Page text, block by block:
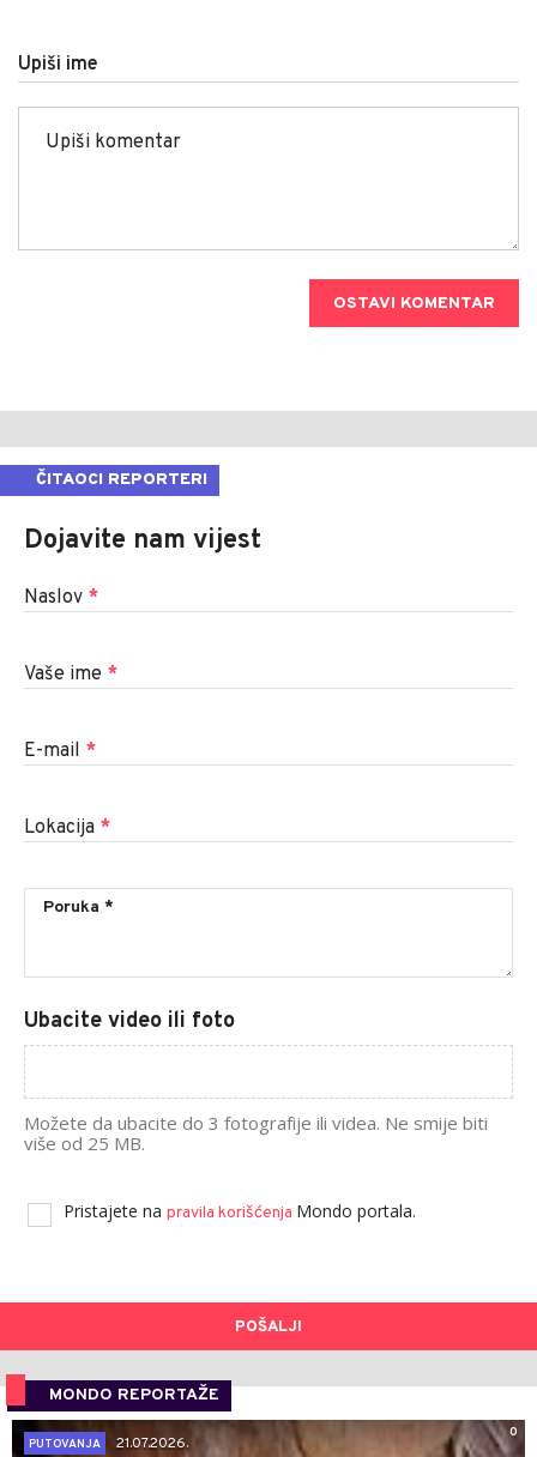
Upiši ime
OSTAVI KOMENTAR
ČITAOCI REPORTERI
Dojavite nam vijest
Naslov *
Vaše ime *
E-mail *
Lokacija *
Ubacite video ili foto
Možete da ubacite do 3 fotografije ili videa. Ne smije biti
više od 25 MB.
Pristajete na pravila korišćenja Mondo portala.
POŠALJI
MONDO REPORTAŽE
0
PUTOVANJA
21.07.2026.